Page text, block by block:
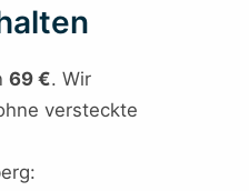
69 €. Wir
versteckte